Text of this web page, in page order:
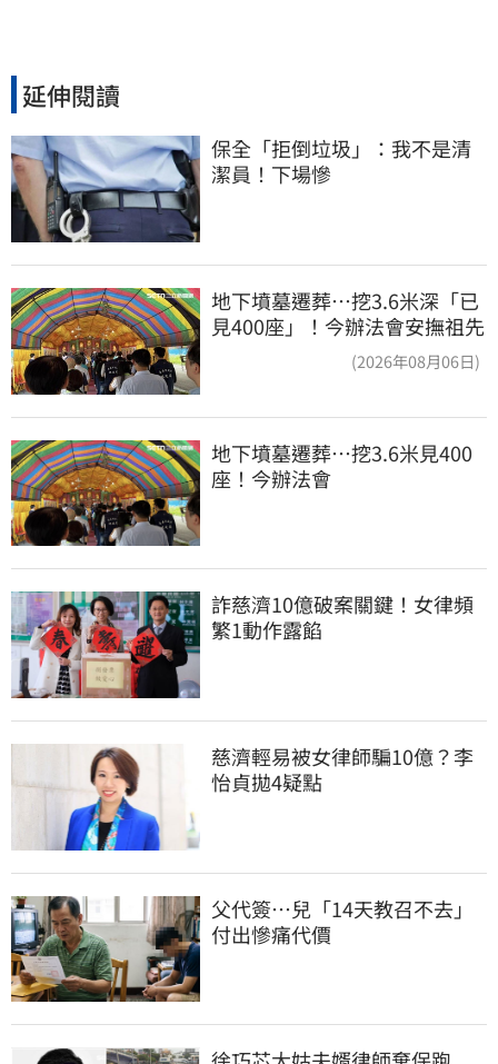
延伸閱讀
保全「拒倒垃圾」：我不是清
潔員！下場慘
地下墳墓遷葬…挖3.6米深「已
見400座」！今辦法會安撫祖先
(2026年08月06日)
地下墳墓遷葬…挖3.6米見400
座！今辦法會
詐慈濟10億破案關鍵！女律頻
繁1動作露餡
慈濟輕易被女律師騙10億？李
怡貞拋4疑點
父代簽…兒「14天教召不去」
付出慘痛代價